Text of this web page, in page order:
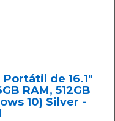
de 16.1"
RAM, 512GB
10) Silver -